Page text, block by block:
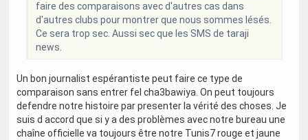
faire des comparaisons avec d'autres cas dans
d'autres clubs pour montrer que nous sommes lésés.
Ce sera trop sec. Aussi sec que les SMS de taraji
news.
Un bon journalist espérantiste peut faire ce type de
comparaison sans entrer fel cha3bawiya. On peut toujours
defendre notre histoire par presenter la vérité des choses. Je
suis d accord que si y a des problèmes avec notre bureau une
chaîne officielle va toujours être notre Tunis7 rouge et jaune